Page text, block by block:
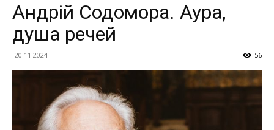
Андрій Содомора. Аура,
душа речей
20.11.2024 56